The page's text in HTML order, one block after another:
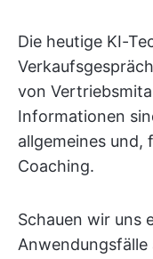
Die heutige KI-
von
Informationen
allgemeines und,
Coaching.
Schauen wir uns
Anwendungsfälle